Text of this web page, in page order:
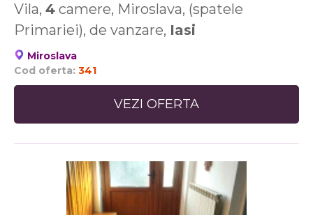
Vila, 4 camere, Miroslava, (spatele
Primariei), de vanzare, Iasi
Miroslava
Cod oferta: 341
VEZI OFERTA